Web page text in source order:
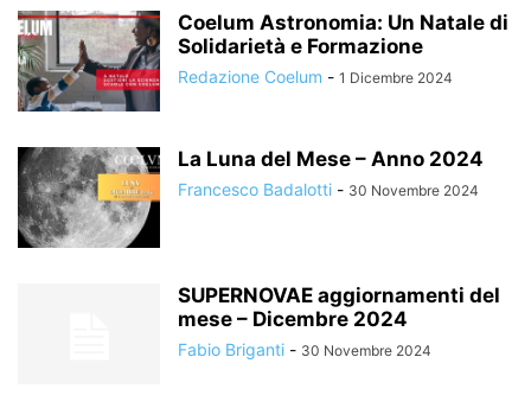
Coelum Astronomia: Un Natale di
Solidarietà e Formazione
Redazione Coelum - 1 Dicembre 2024
La Luna del Mese – Anno 2024
Francesco Badalotti - 30 Novembre 2024
SUPERNOVAE aggiornamenti del
mese – Dicembre 2024
Fabio Briganti - 30 Novembre 2024